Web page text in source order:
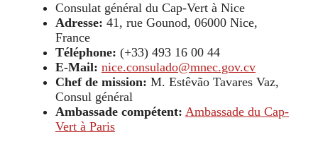
Consulat général du Cap-Vert à Nice
Adresse: 41, rue Gounod, 06000 Nice,
France
Téléphone: (+33) 493 16 00 44
E-Mail: nice.consulado@mnec.gov.cv
Chef de mission: M. Estêvão Tavares Vaz,
Consul général
Ambassade compétent: Ambassade du Cap-
Vert à Paris